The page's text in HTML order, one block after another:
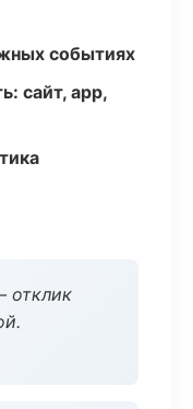
событиях
сайт, app,
отклик